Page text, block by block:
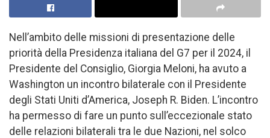
Nell’ambito delle missioni di presentazione delle
priorità della Presidenza italiana del G7 per il 2024, il
Presidente del Consiglio, Giorgia Meloni, ha avuto a
Washington un incontro bilaterale con il Presidente
degli Stati Uniti d’America, Joseph R. Biden. L’incontro
ha permesso di fare un punto sull’eccezionale stato
delle relazioni bilaterali tra le due Nazioni, nel solco